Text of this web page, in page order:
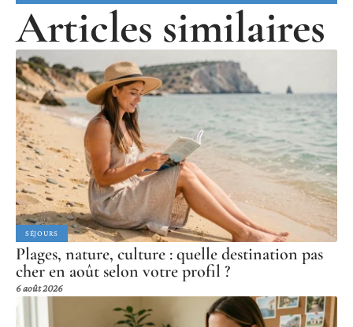
Articles similaires
SÉJOURS
Plages, nature, culture : quelle destination pas
cher en août selon votre profil ?
6 août 2026